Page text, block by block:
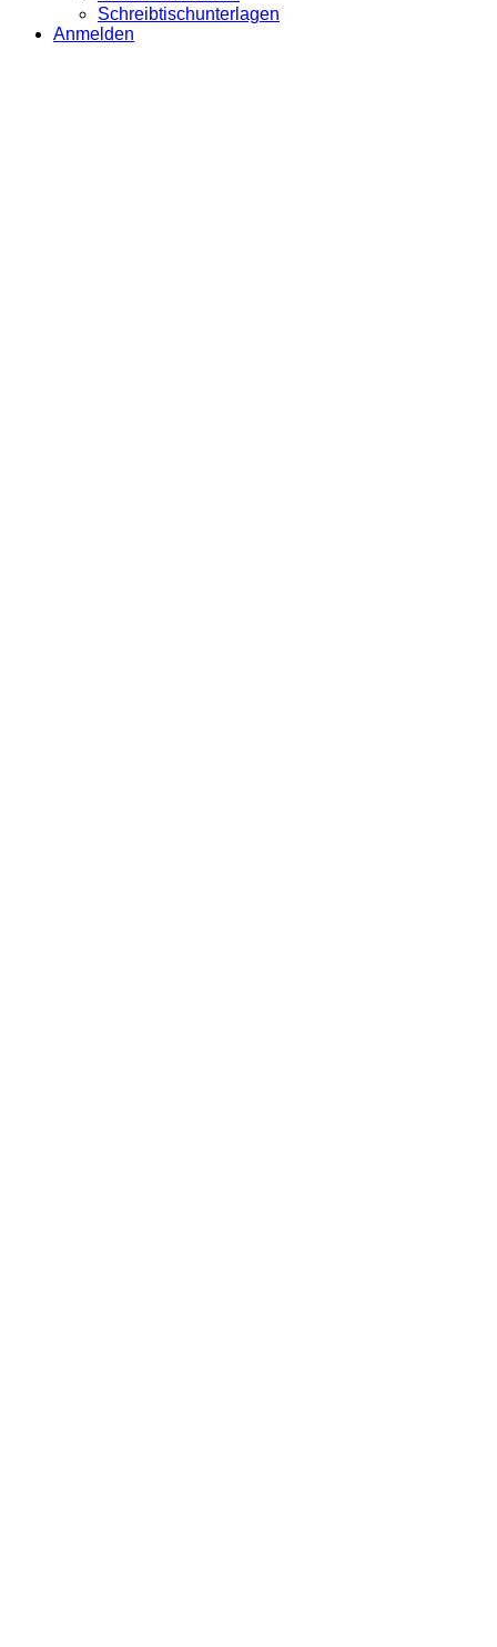
Schreibtischunterlagen
Anmelden